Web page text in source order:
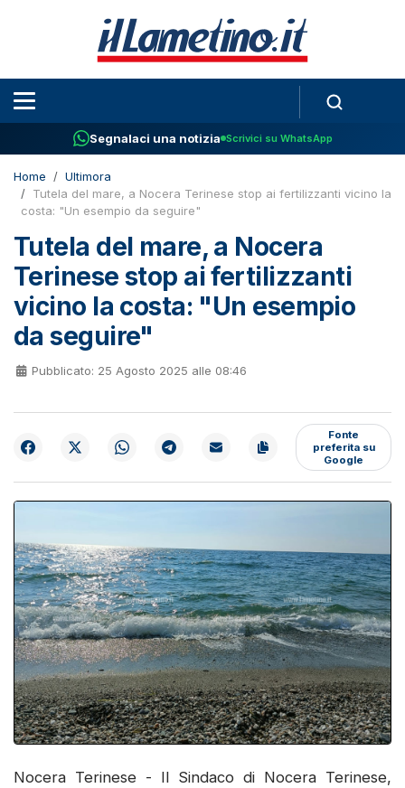
Segnalaci una notizia Scrivici su WhatsApp
Home
Ultimora
Tutela del mare, a Nocera Terinese stop ai fertilizzanti vicino la
costa: "Un esempio da seguire"
Tutela del mare, a Nocera
Terinese stop ai fertilizzanti
vicino la costa: "Un esempio
da seguire"
Pubblicato: 25 Agosto 2025 alle 08:46
Fonte
preferita su
Google
Nocera Terinese - Il Sindaco di Nocera Terinese,